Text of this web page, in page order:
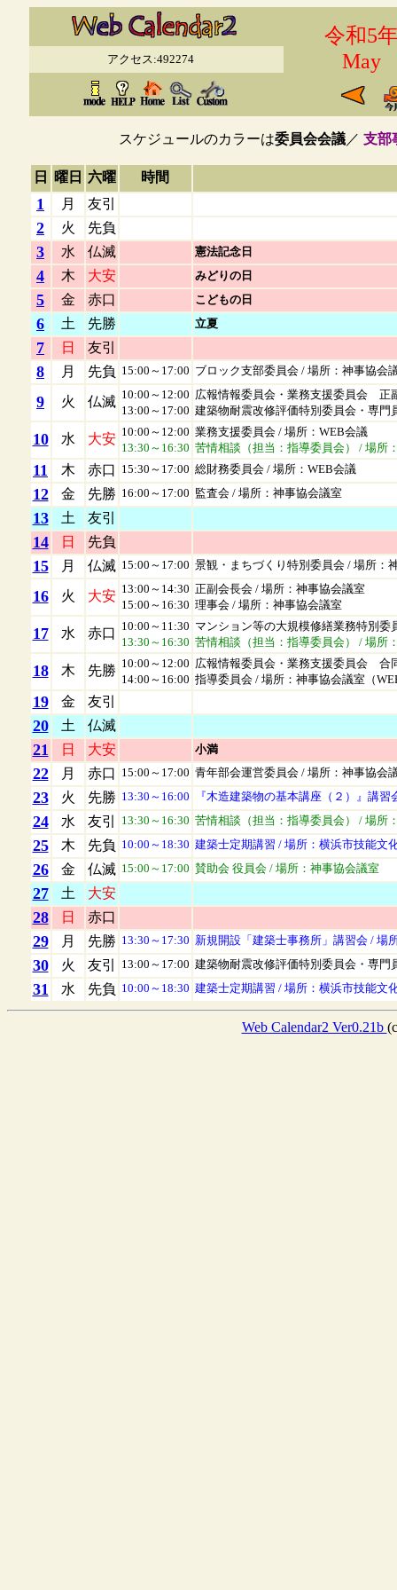
令和5
May
アクセス:492274
スケジュールのカラーは委員会会議／ 支部
日 曜日 六曜 時間
1 月 友引
2 火 先負
3 水 仏滅 憲法記念日
4 木 大安 みどりの日
5 金 赤口 こどもの日
6 土 先勝 立夏
7 日 友引
8 月 先負 15:00～ 17:00 ブロック支部委員会/ 場所：神事協会
9 火 仏滅 10:00～ 12:00
13:00～ 17:00
広報情報委員会・業務支援委員会 正
建築物耐震改修評価特別委員会・専門
10 水 大安 10:00～ 12:00
13:30～ 16:30
業務支援委員会/ 場所：WEB会議
苦情相談（担当：指導委員会）
/ 場所
11 木 赤口 15:30～ 17:00 総財務委員会/ 場所：WEB会議
12 金 先勝 16:00～ 17:00 監査会/ 場所：神事協会議室
13 土 友引
14 日 先負
15 月 仏滅 15:00～ 17:00 景観・まちづくり特別委員会/ 場所：
16 火 大安 13:00～ 14:30
15:00～ 16:30
正副会長会/ 場所：神事協会議室
理事会/ 場所：神事協会議室
17 水 赤口 10:00～ 11:30
13:30～ 16:30
マンション等の大規模修繕業務特別委
苦情相談（担当：指導委員会）
/ 場所
18 木 先勝 10:00～ 12:00
14:00～ 16:00
広報情報委員会・業務支援委員会 合
指導委員会/ 場所：神事協会議室（
19 金 友引
20 土 仏滅
21 日 大安 小満
22 月 赤口 15:00～ 17:00 青年部会運営委員会/ 場所：神事協会
23 火 先勝 13:30～ 16:00 『木造建築物の基本講座（２）』講習
24 水 友引 13:30～ 16:30 苦情相談（担当：指導委員会） / 場所
25 木 先負 10:00～ 18:30 建築士定期講習 / 場所：横浜市技能文
26 金 仏滅 15:00～ 17:00 賛助会 役員会/ 場所：神事協会議室
27 土 大安
28 日 赤口
29 月 先勝 13:30～ 17:30 新規開設「建築士事務所」講習会/ 場
30 火 友引 13:00～ 17:00 建築物耐震改修評価特別委員会・専門
31 水 先負 10:00～ 18:30 建築士定期講習 / 場所：横浜市技能文
Web Calendar2 Ver0.21b